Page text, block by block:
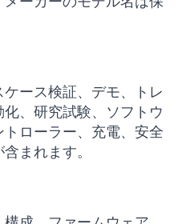
ース検証、デモ、トレ
、研究試験、ソフトウ
ローラー、充電、安全
まれます。